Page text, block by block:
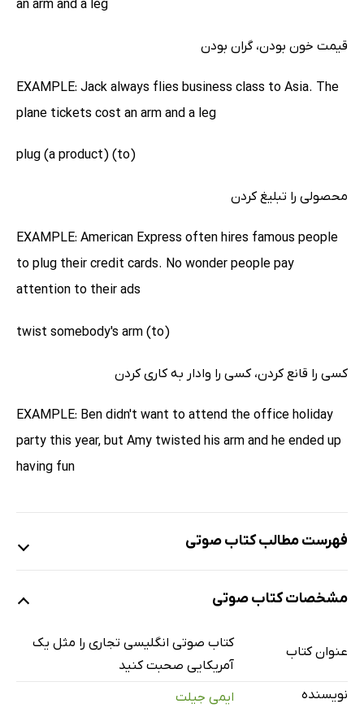
an arm and a leg
قیمت خون بودن، گران بودن
EXAMPLE: Jack always flies business class to Asia. The
plane tickets cost an arm and a leg
(to) plug (a product)
محصولی را تبلیغ کردن
EXAMPLE: American Express often hires famous people
to plug their credit cards. No wonder people pay
attention to their ads
(to) twist somebody's arm
کسی را قانع کردن، کسی را وادار به کاری کردن
EXAMPLE: Ben didn't want to attend the office holiday
party this year, but Amy twisted his arm and he ended up
having fun
فهرست مطالب کتاب صوتی
نمونه
2 دقیقه Lesson 1
مشخصات کتاب صوتی
عنوان کتاب
کتاب صوتی انگلیسی تجاری را مثل یک
آمریکایی صحبت کنید
نویسنده
ایمی جیلت